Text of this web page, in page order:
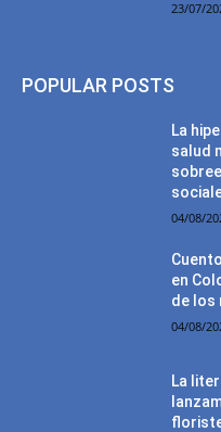
23/07/
POPULAR POSTS
La
salud
04/08/
en
de los
04/08/
La